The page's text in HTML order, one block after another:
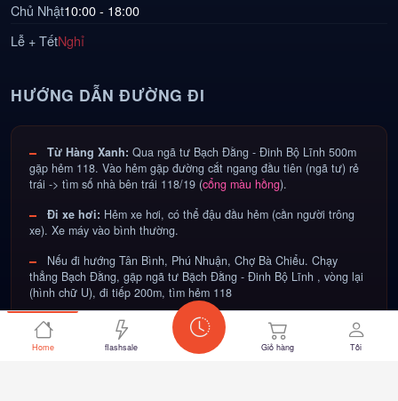
Chủ Nhật10:00 - 18:00
Lễ + TếtNghỉ
HƯỚNG DẪN ĐƯỜNG ĐI
Từ Hàng Xanh: Qua ngã tư Bạch Đằng - Đinh Bộ Lĩnh 500m
gặp hẻm 118. Vào hẻm gặp đường cắt ngang đầu tiên (ngã tư) rẻ
trái -> tìm số nhà bên trái 118/19 (cổng màu hồng).
Đi xe hơi: Hẻm xe hơi, có thể đậu đầu hẻm (cần người trông
xe). Xe máy vào bình thường.
Nếu đi hướng Tân Bình, Phú Nhuận, Chợ Bà Chiểu. Chạy
thẳng Bạch Đằng, gặp ngã tư Bặch Đằng - Đinh Bộ Lĩnh , vòng lại
(hình chữ U), đi tiếp 200m, tìm hẻm 118
Home flashsale Giỏ hàng Tôi